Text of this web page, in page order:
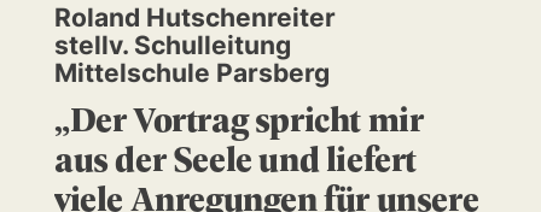
Roland Hutschenreiter
stellv. Schulleitung
Mittelschule Parsberg
„Der Vortrag spricht mir
aus der Seele und liefert
viele Anregungen für unsere